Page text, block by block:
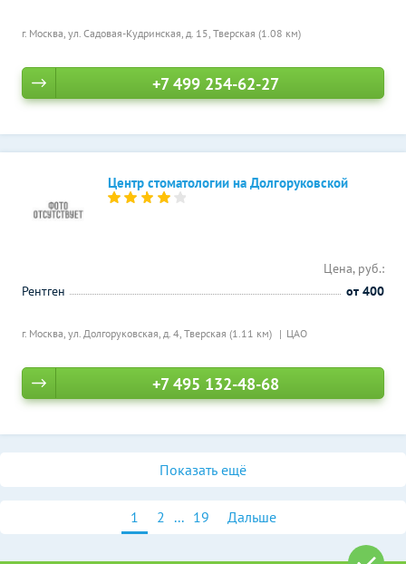
г. Москва, ул. Садовая-Кудринская, д. 15, Тверская (1.08 км)
+7 499 254-62-27
Центр стоматологии на Долгоруковской
г. Москва, ул. Долгоруковская, д. 4, Тверская (1.11 км) ЦАО
Цена, руб.:
Рентген
от 400
+7 495 132-48-68
Показать ещё
1 2 ... 19 Дальше